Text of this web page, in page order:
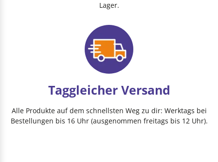
Lager.
Taggleicher Versand
Alle Produkte auf dem schnellsten Weg zu dir: Werktags bei
Bestellungen bis 16 Uhr (ausgenommen freitags bis 12 Uhr).